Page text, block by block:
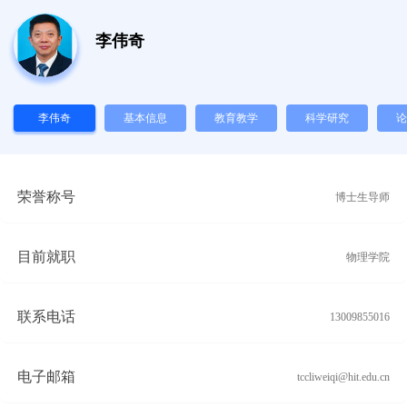
李伟奇
李伟奇 基本信息 教育教学 科学研究
荣誉称号 博士生导师
目前就职 物理学院
联系电话 13009855016
电子邮箱 tccliweiqi@hit.edu.cn